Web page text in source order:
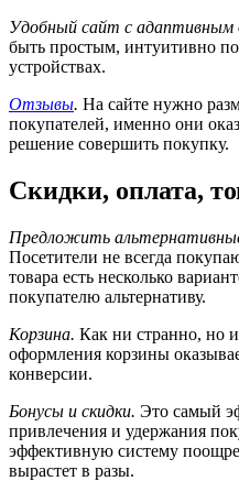
Удобный сайт с адаптивным
быть простым, интуитивно
устройствах.
Отзывы. На сайте нужно
покупателей, именно они
решение совершить покупку.
Скидки, оплата,
Предложить
Посетители не всегда
товара есть несколько
покупателю альтернативу.
Корзина. Как ни странно, но
оформления корзины
конверсии.
Бонусы и скидки. Это самый
привлечения и удержания
эффективную систему
вырастет в разы.